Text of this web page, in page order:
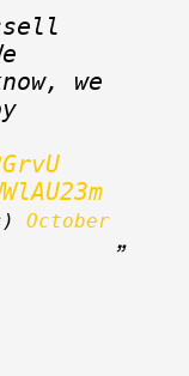
we
October